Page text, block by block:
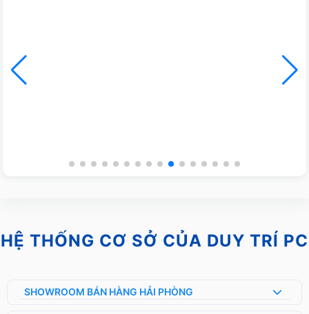
HỆ THỐNG CƠ SỞ CỦA DUY TRÍ PC
SHOWROOM BÁN HÀNG HẢI PHÒNG